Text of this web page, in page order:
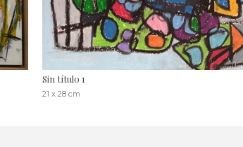
Sin título 1
21 x 28 cm